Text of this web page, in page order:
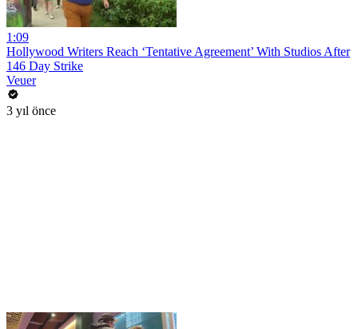
1:09
Hollywood Writers Reach ‘Tentative Agreement’ With Studios After
146 Day Strike
Veuer
3 yıl önce